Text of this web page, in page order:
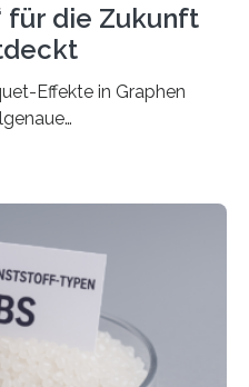
für die Zukunft
Effekte in Graphen
extrem leitfähig und
und effizienten
hebt das Potenzial nun
ersten Mal haben
Göttingen gemeinsam
Bremen und der